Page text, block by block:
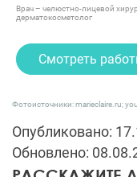
Врач – челюстно-лицевой
дерматокосметолог
Смотреть
Фотоисточники: marieclaire.ru;
Опубликовано:
Обновлено: